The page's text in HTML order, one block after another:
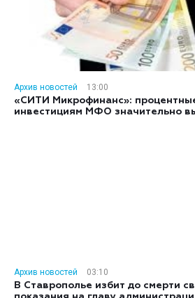
Архив новостей
13:00
«СИТИ Микрофинанс»:
инвестициям МФО значительно
Архив новостей
03:10
В Ставрополье избит до смерти